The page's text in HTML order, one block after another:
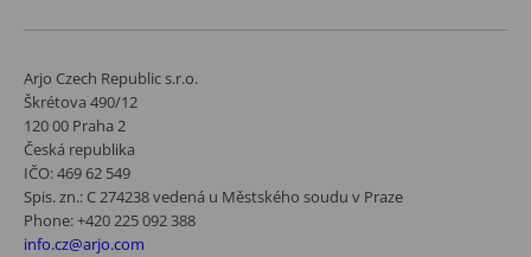
Arjo Czech Republic s.r.o.
Škrétova 490/12
120 00 Praha 2
Česká republika
IČO: 469 62 549
Spis. zn.: C 274238 vedená u Městského soudu v Praze
Phone: +420 225 092 388
info.cz@arjo.com